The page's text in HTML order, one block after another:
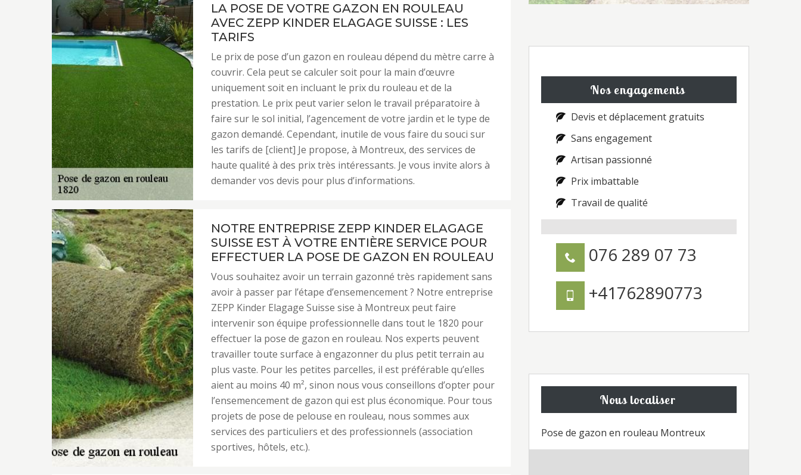
LA POSE DE VOTRE GAZON EN ROULEAU
AVEC ZEPP KINDER ELAGAGE SUISSE : LES
TARIFS
Le prix de pose d’un gazon en rouleau dépend du mètre carre à
couvrir. Cela peut se calculer soit pour la main d’œuvre
uniquement soit en incluant le prix du rouleau et de la
prestation. Le prix peut varier selon le travail préparatoire à
faire sur le sol initial, l’agencement de votre jardin et le type de
gazon demandé. Cependant, inutile de vous faire du souci sur
les tarifs de [client] Je propose, à Montreux, des services de
haute qualité à des prix très intéressants. Je vous invite alors à
demander vos devis pour plus d’informations.
NOTRE ENTREPRISE ZEPP KINDER ELAGAGE
SUISSE EST À VOTRE ENTIÈRE SERVICE POUR
EFFECTUER LA POSE DE GAZON EN ROULEAU
Vous souhaitez avoir un terrain gazonné très rapidement sans
avoir à passer par l’étape d’ensemencement ? Notre entreprise
ZEPP Kinder Elagage Suisse sise à Montreux peut faire
intervenir son équipe professionnelle dans tout le 1820 pour
effectuer la pose de gazon en rouleau. Nos experts peuvent
travailler toute surface à engazonner du plus petit terrain au
plus vaste. Pour les petites parcelles, il est préférable qu’elles
aient au moins 40 m², sinon nous vous conseillons d’opter pour
l’ensemencement de gazon qui est plus économique. Pour tous
projets de pose de pelouse en rouleau, nous sommes aux
services des particuliers et des professionnels (association
sportives, hôtels, etc.).
Nos engagements
Devis et déplacement gratuits
Sans engagement
Artisan passionné
Prix imbattable
Travail de qualité
076 289 07 73
+41762890773
Nous localiser
Pose de gazon en rouleau Montreux